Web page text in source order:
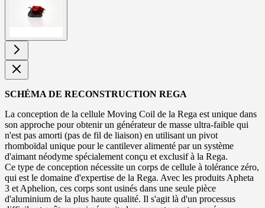
image
SCHÉMA DE RECONSTRUCTION REGA
La conception de la cellule Moving Coil de la Rega est unique dans
son approche pour obtenir un générateur de masse ultra-faible qui
n'est pas amorti (pas de fil de liaison) en utilisant un pivot
rhomboïdal unique pour le cantilever alimenté par un système
d'aimant néodyme spécialement conçu et exclusif à la Rega.
Ce type de conception nécessite un corps de cellule à tolérance zéro,
qui est le domaine d'expertise de la Rega. Avec les produits Apheta
3 et Aphelion, ces corps sont usinés dans une seule pièce
d'aluminium de la plus haute qualité. Il s'agit là d'un processus